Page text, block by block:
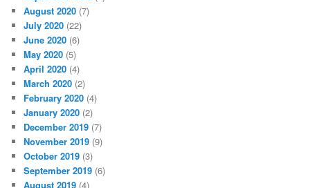
August 2020 (7)
July 2020 (22)
June 2020 (6)
May 2020 (5)
April 2020 (4)
March 2020 (2)
February 2020 (4)
January 2020 (2)
December 2019 (7)
November 2019 (9)
October 2019 (3)
September 2019 (6)
August 2019 (4)